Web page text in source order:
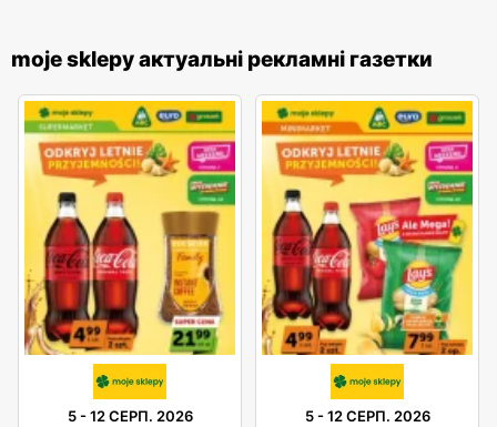
moje sklepy актуальні рекламні газетки
5-12 СЕРП. 2026 5-12 СЕРП. 2026